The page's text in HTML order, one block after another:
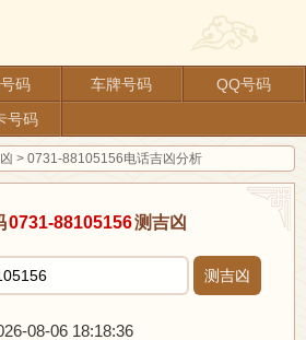
码 车牌号码
QQ号码
号码
> 0731-88105156电话吉凶分析
0731-88105156测吉凶
测吉凶
08-06 18:18:36